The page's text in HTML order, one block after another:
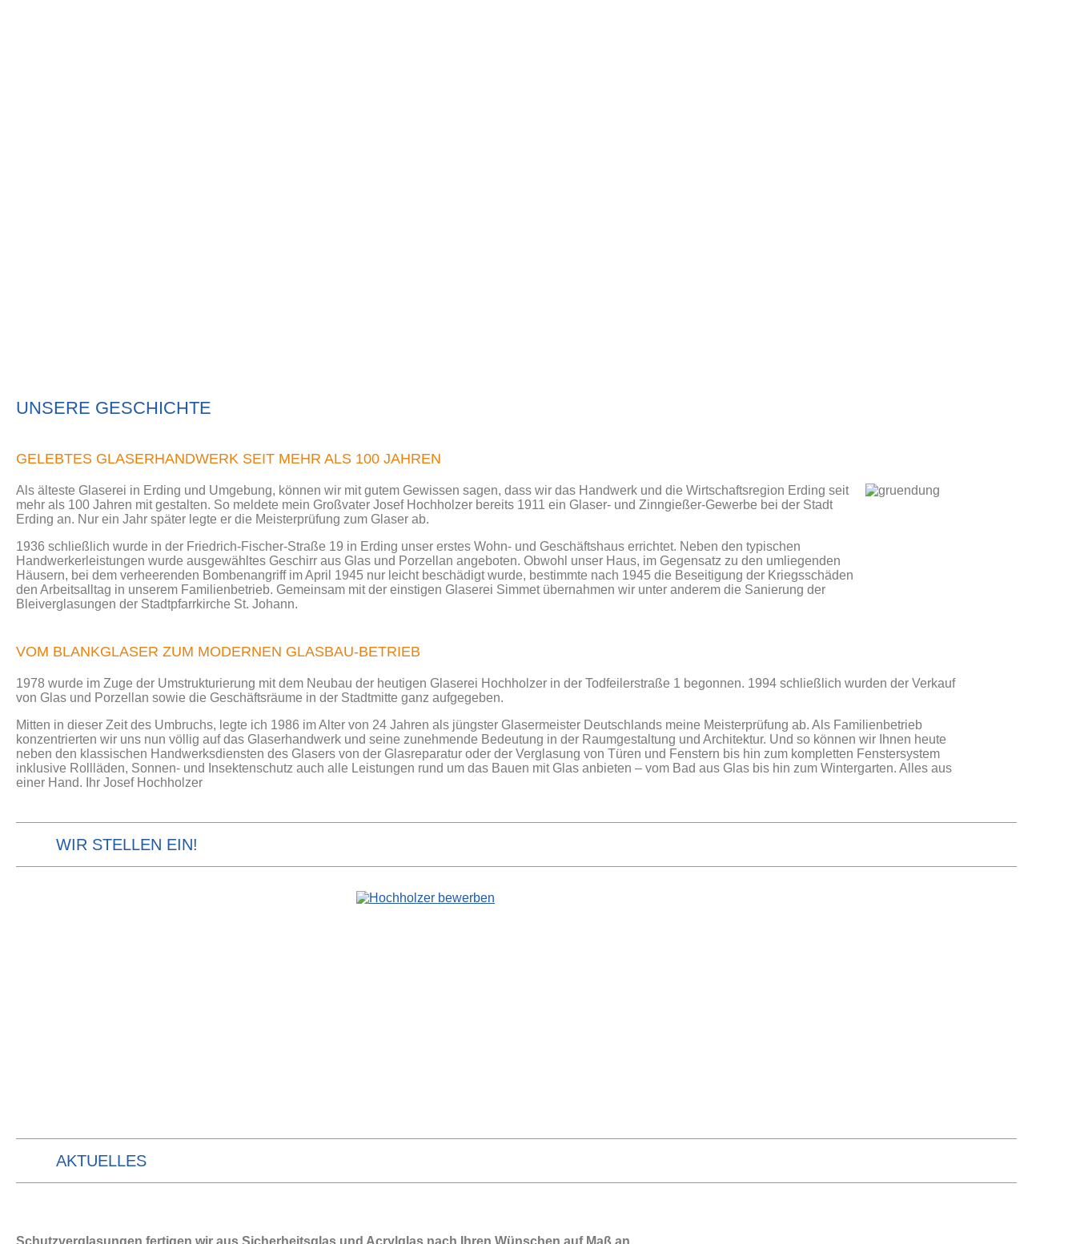
UNSERE GESCHICHTE
GELEBTES GLASERHANDWERK SEIT MEHR ALS 100 JAHREN
Als älteste Glaserei in Erding und Umgebung, können wir mit gutem Gewissen sagen, dass wir das Handwerk und die Wirtschaftsregion Erding seit
mehr als 100 Jahren mit gestalten. So meldete mein Großvater Josef Hochholzer bereits 1911 ein Glaser- und Zinngießer-Gewerbe bei der Stadt
Erding an. Nur ein Jahr später legte er die Meisterprüfung zum Glaser ab.
1936 schließlich wurde in der Friedrich-Fischer-Straße 19 in Erding unser erstes Wohn- und Geschäftshaus errichtet. Neben den typischen
Handwerkerleistungen wurde ausgewähltes Geschirr aus Glas und Porzellan angeboten. Obwohl unser Haus, im Gegensatz zu den umliegenden
Häusern, bei dem verheerenden Bombenangriff im April 1945 nur leicht beschädigt wurde, bestimmte nach 1945 die Beseitigung der Kriegsschäden
den Arbeitsalltag in unserem Familienbetrieb. Gemeinsam mit der einstigen Glaserei Simmet übernahmen wir unter anderem die Sanierung der
Bleiverglasungen der Stadtpfarrkirche St. Johann.
VOM BLANKGLASER ZUM MODERNEN GLASBAU-BETRIEB
1978 wurde im Zuge der Umstrukturierung mit dem Neubau der heutigen Glaserei Hochholzer in der Todfeilerstraße 1 begonnen. 1994 schließlich wurden der Verkauf
von Glas und Porzellan sowie die Geschäftsräume in der Stadtmitte ganz aufgegeben.
Mitten in dieser Zeit des Umbruchs, legte ich 1986 im Alter von 24 Jahren als jüngster Glasermeister Deutschlands meine Meisterprüfung ab. Als Familienbetrieb
konzentrierten wir uns nun völlig auf das Glaserhandwerk und seine zunehmende Bedeutung in der Raumgestaltung und Architektur. Und so können wir Ihnen heute
neben den klassischen Handwerksdiensten des Glasers von der Glasreparatur oder der Verglasung von Türen und Fenstern bis hin zum kompletten Fenstersystem
inklusive Rollläden, Sonnen- und Insektenschutz auch alle Leistungen rund um das Bauen mit Glas anbieten – vom Bad aus Glas bis hin zum Wintergarten. Alles aus
einer Hand. Ihr Josef Hochholzer
WIR STELLEN EIN!
AKTUELLES
Schutzverglasungen fertigen wir aus Sicherheitsglas und Acrylglas nach Ihren Wünschen auf Maß an.